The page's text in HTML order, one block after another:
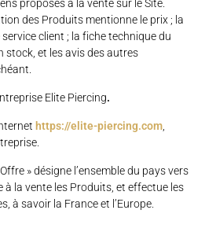
proposés à la vente sur le Site.
des Produits mentionne le prix ; la
client ; la fiche technique du
stock, et les avis des autres
Elite Piercing.
https://elite-piercing.com
» désigne l’ensemble du pays vers
à la vente les Produits, et effectue les
à savoir la France et l’Europe.